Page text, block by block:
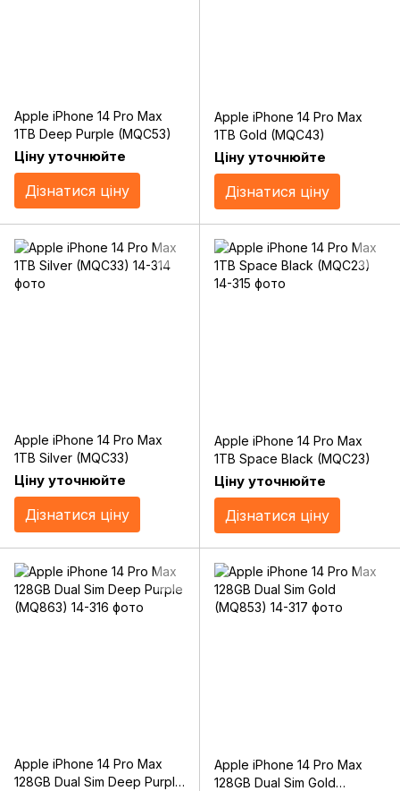
Apple iPhone 14 Pro Max
1TB Deep Purple (MQC53)
Ціну уточнюйте
Дізнатися ціну
Apple iPhone 14 Pro Max
1TB Gold (MQC43)
Ціну уточнюйте
Дізнатися ціну
Apple iPhone 14 Pro Max
1TB Silver (MQC33)
Ціну уточнюйте
Дізнатися ціну
Apple iPhone 14 Pro Max
1TB Space Black (MQC23)
Ціну уточнюйте
Дізнатися ціну
Apple iPhone 14 Pro Max
128GB Dual Sim Deep Purple
Apple iPhone 14 Pro Max
128GB Dual Sim Gold